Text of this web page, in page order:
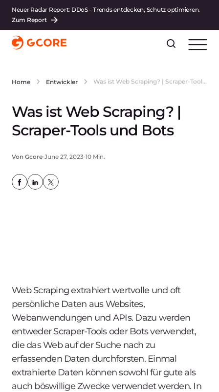
Neuer Radar Report: DDoS - Trends entdecken, Schutz optimieren.
Zum Report
Home Entwickler Was ist Web Scraping? | Scraper-Tools und Bots
Was ist Web Scraping? |
Scraper-Tools und Bots
Von Gcore June 27, 2023 10 Min.
Web Scraping extrahiert wertvolle und oft
persönliche Daten aus Websites,
Webanwendungen und APIs. Dazu werden
entweder Scraper-Tools oder Bots verwendet,
die das Web auf der Suche nach zu
erfassenden Daten durchforsten. Einmal
extrahierte Daten können sowohl für gute als
auch böswillige Zwecke verwendet werden. In